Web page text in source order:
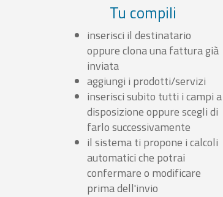
Tu compili
inserisci il destinatario
oppure clona una fattura già
inviata
aggiungi i prodotti/servizi
inserisci subito tutti i campi a
disposizione oppure scegli di
farlo successivamente
il sistema ti propone i calcoli
automatici che potrai
confermare o modificare
prima dell'invio